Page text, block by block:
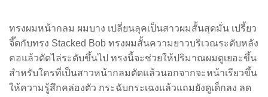
ทรงผมหน้ากลม ผมบาง เปลี่ยนลุคเป็นสาวผมสั้นสุดมั่น เปรี้ยว
จี๊ดกับทรง Stacked Bob ทรงผมสั้นความยาวบริเวณระดับหลัง
คอแล้วตัดไล่ระดับขึ้นไป ทรงนี้จะช่วยให้ปริมาณผมดูเยอะขึ้น
สำหรับใครที่เป็นสาวหน้ากลมตัดแล้วนอกจากจะหน้าเรียวขึ้น
ให้ความรู้สึกคล่องตัว กระฉับกระเฉงแล้วแถมยังดูเด็กลง ลด